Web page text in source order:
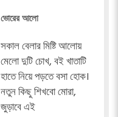
ভোরের আলো
সকাল বেলার মিষ্টি আলোয়
মেলো দুটি চোখ, বই খাতাটি
হাতে নিয়ে পড়তে বসা হোক।
নতুন কিছু শিখবো মোরা,
জুড়াবে এই